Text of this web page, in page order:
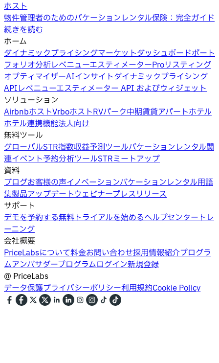
ホスト
物件管理者のためのバケーションレンタル保険：完全ガイド
続きを読む
ホーム
ダイナミックプライシングマーケットダッシュボードポート
フォリオ分析レベニューエスティメーターProリスティング
オプティマイザーAIインサイトダイナミックプライシング
APIレベニューエスティメーター API およびウィジェット
ソリューション
AirbnbホストVrboホストRVパーク中期賃貸アパートホテル
ホテル連携機能法人向け
無料ツール
グローバルSTR指数収益予測ツールバケーションレンタル関
連イベント予約分析ツールSTRミートアップ
資料
ブログお客様の声イノベーションバケーションレンタル用語
集製品アップデートウェビナープレスリリース
サポート
デモを予約する無料トライアルを始めるヘルプセンタートレ
ーニング
会社概要
PriceLabsについて料金お問い合わせ採用情報紹介プログラ
ムアンバサダープログラムログイン新規登録
@ PriceLabs
データ保護プライバシーポリシー利用規約Cookie Policy